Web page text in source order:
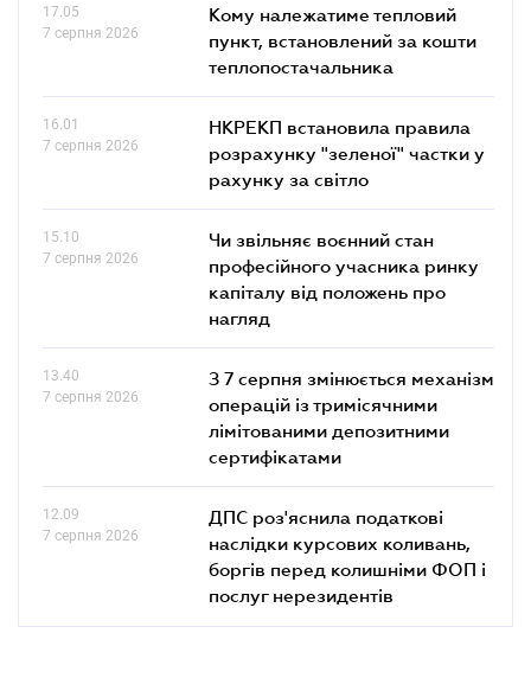
17.05
7 серпня 2026
Кому належатиме тепловий
пункт, встановлений за кошти
теплопостачальника
16.01
7 серпня 2026
НКРЕКП встановила правила
розрахунку "зеленої" частки у
рахунку за світло
15.10
7 серпня 2026
Чи звільняє воєнний стан
професійного учасника ринку
капіталу від положень про
нагляд
13.40
7 серпня 2026
З 7 серпня змінюється механізм
операцій із тримісячними
лімітованими депозитними
сертифікатами
12.09
7 серпня 2026
ДПС роз'яснила податкові
наслідки курсових коливань,
боргів перед колишніми ФОП і
послуг нерезидентів